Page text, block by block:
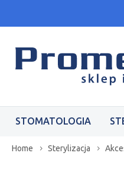
STOMATOLOGIA
Home Sterylizacja